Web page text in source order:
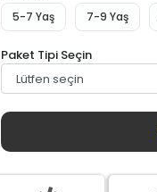
5-7 Yaş 7-9 Yaş
Paket Tipi Seçin